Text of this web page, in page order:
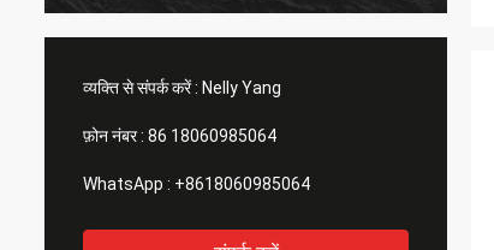
व्यक्ति से संपर्क करें : Nelly Yang
फ़ोन नंबर : 86 18060985064
WhatsApp : +8618060985064